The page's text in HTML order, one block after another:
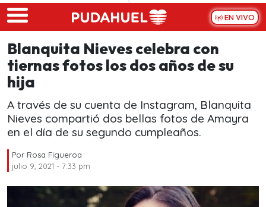
Skip to main content
EN VIVO
Blanquita Nieves celebra con
tiernas fotos los dos años de su
hija
A través de su cuenta de Instagram, Blanquita
Nieves compartió dos bellas fotos de Amayra
en el día de su segundo cumpleaños.
Por Rosa Figueroa
julio 9, 2021 - 7:33 pm